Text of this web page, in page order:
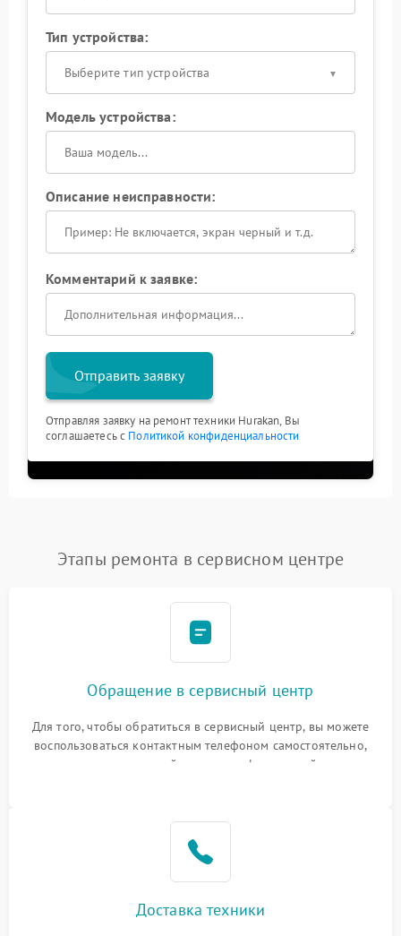
Тип устройства:
Выберите тип устройства
Модель устройства:
Описание неисправности:
Комментарий к заявке:
Отправить заявку
Отправляя заявку на ремонт техники Hurakan, Вы
соглашаетесь с Политикой конфиденциальности
Этапы ремонта в сервисном центре
Обращение в сервисный центр
Для того, чтобы обратиться в сервисный центр, вы можете
воспользоваться контактным телефоном самостоятельно,
или оставить свой номер телефона на сайте
Доставка техники